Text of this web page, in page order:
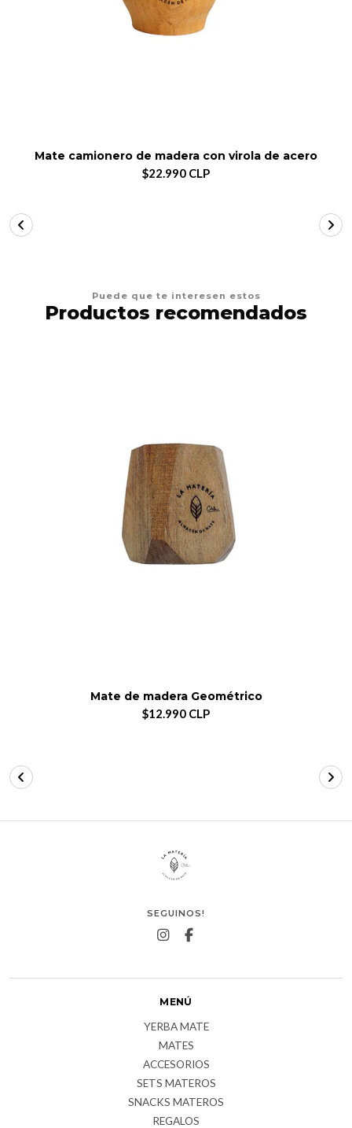
Mate camionero de madera con virola de acero
$22.990 CLP
Puede que te interesen estos
Productos recomendados
Mate de madera Geométrico
$12.990 CLP
SEGUINOS!
MENÚ
YERBA MATE
MATES
ACCESORIOS
SETS MATEROS
SNACKS MATEROS
REGALOS